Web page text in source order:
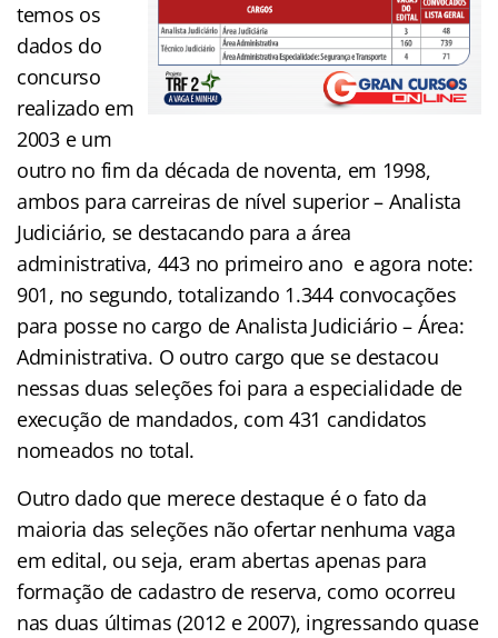
temos os
dados do
concurso
realizado em
2003 e um
outro no fim da década de noventa, em 1998,
ambos para carreiras de nível superior – Analista
Judiciário, se destacando para a área
administrativa, 443 no primeiro ano e agora note:
901, no segundo, totalizando 1.344 convocações
para posse no cargo de Analista Judiciário – Área:
Administrativa. O outro cargo que se destacou
nessas duas seleções foi para a especialidade de
execução de mandados, com 431 candidatos
nomeados no total.
Outro dado que merece destaque é o fato da
maioria das seleções não ofertar nenhuma vaga
em edital, ou seja, eram abertas apenas para
formação de cadastro de reserva, como ocorreu
nas duas últimas (2012 e 2007), ingressando quase